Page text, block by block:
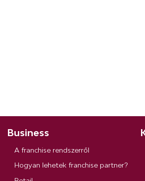
Business
A franchise rendszerről
Hogyan lehetek franchise partner?